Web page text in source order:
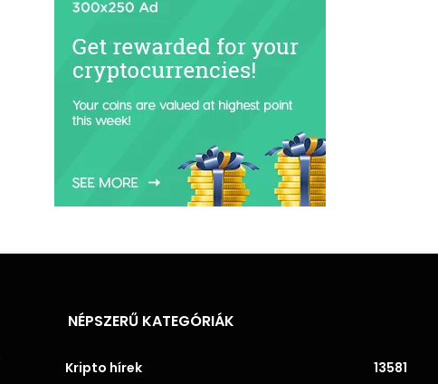
NÉPSZERŰ KATEGÓRIÁK
Kripto hírek 13581